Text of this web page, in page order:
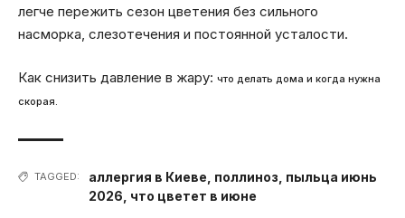
легче пережить сезон цветения без сильного
насморка, слезотечения и постоянной усталости.
Как снизить давление в жару: что делать дома и когда нужна
скорая.
TAGGED: аллергия в Киеве поллиноз пыльца июнь
2026 что цветет в июне